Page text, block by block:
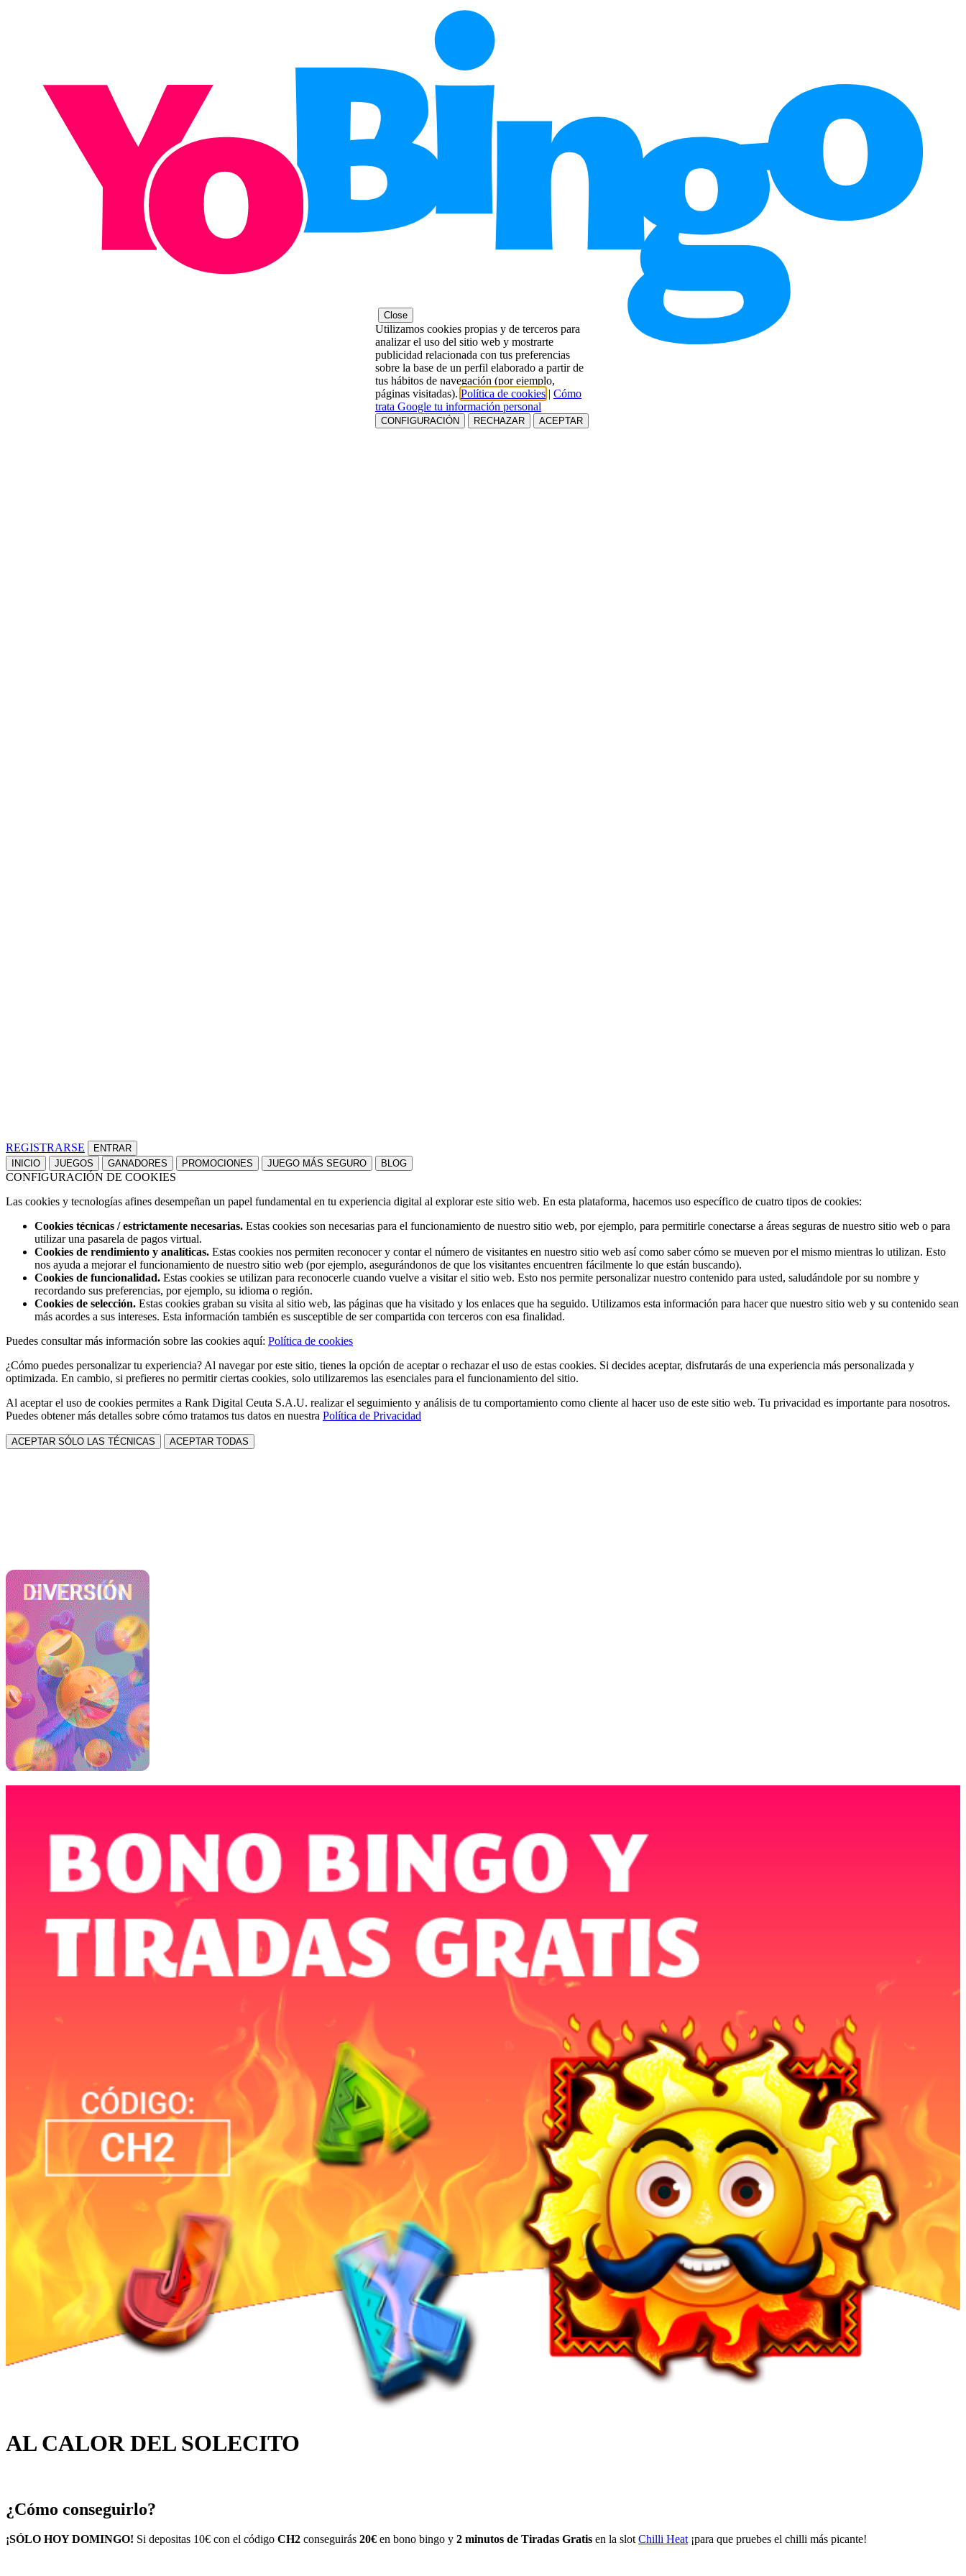
REGISTRARSE
INICIO JUEGOS GANADORES PROMOCIONES JUEGO MÁS SEGURO BLOG
CONFIGURACIÓN DE COOKIES
Las cookies y tecnologías afines desempeñan un papel fundamental en tu experiencia digital al explorar este sitio web. En esta plataforma, hacemos uso específico de cuatro tipos de cookies:
Cookies técnicas / estrictamente necesarias. Estas cookies son necesarias para el funcionamiento de nuestro sitio web, por ejemplo, para permitirle conectarse a áreas seguras de nuestro sitio web o para
utilizar una pasarela de pagos virtual.
Cookies de rendimiento y analíticas. Estas cookies nos permiten reconocer y contar el número de visitantes en nuestro sitio web así como saber cómo se mueven por el mismo mientras lo utilizan. Esto
nos ayuda a mejorar el funcionamiento de nuestro sitio web (por ejemplo, asegurándonos de que los visitantes encuentren fácilmente lo que están buscando).
Cookies de funcionalidad. Estas cookies se utilizan para reconocerle cuando vuelve a visitar el sitio web. Esto nos permite personalizar nuestro contenido para usted, saludándole por su nombre y
recordando sus preferencias, por ejemplo, su idioma o región.
Cookies de selección. Estas cookies graban su visita al sitio web, las páginas que ha visitado y los enlaces que ha seguido. Utilizamos esta información para hacer que nuestro sitio web y su contenido sean
más acordes a sus intereses. Esta información también es susceptible de ser compartida con terceros con esa finalidad.
Puedes consultar más información sobre las cookies aquí: Política de cookies
¿Cómo puedes personalizar tu experiencia? Al navegar por este sitio, tienes la opción de aceptar o rechazar el uso de estas cookies. Si decides aceptar, disfrutarás de una experiencia más personalizada y
optimizada. En cambio, si prefieres no permitir ciertas cookies, solo utilizaremos las esenciales para el funcionamiento del sitio.
Al aceptar el uso de cookies permites a Rank Digital Ceuta S.A.U. realizar el seguimiento y análisis de tu comportamiento como cliente al hacer uso de este sitio web. Tu privacidad es importante para nosotros.
Puedes obtener más detalles sobre cómo tratamos tus datos en nuestra Política de Privacidad
ACEPTAR SÓLO LAS TÉCNICAS ACEPTAR TODAS
Close
Utilizamos cookies propias y de terceros para
analizar el uso del sitio web y mostrarte
publicidad relacionada con tus preferencias
sobre la base de un perfil elaborado a partir de
tus hábitos de navegación (por ejemplo,
páginas visitadas). Política de cookies | Cómo
trata Google tu información personal
CONFIGURACIÓN RECHAZAR ACEPTAR
AL CALOR DEL SOLECITO
¿Cómo conseguirlo?
¡SÓLO HOY DOMINGO! Si depositas 10€ con el código CH2 conseguirás 20€ en bono bingo y 2 minutos de Tiradas Gratis en la slotChilli Heat¡para que pruebes el chilli más picante!